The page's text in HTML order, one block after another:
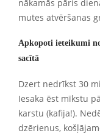
nākamās pāris
mutes atvēršanas
Apkopoti ieteikumi
sacītā
Dzert nedrīkst 30
Iesaka ēst mīkstu
karstu (kafija!).
dzērienus,